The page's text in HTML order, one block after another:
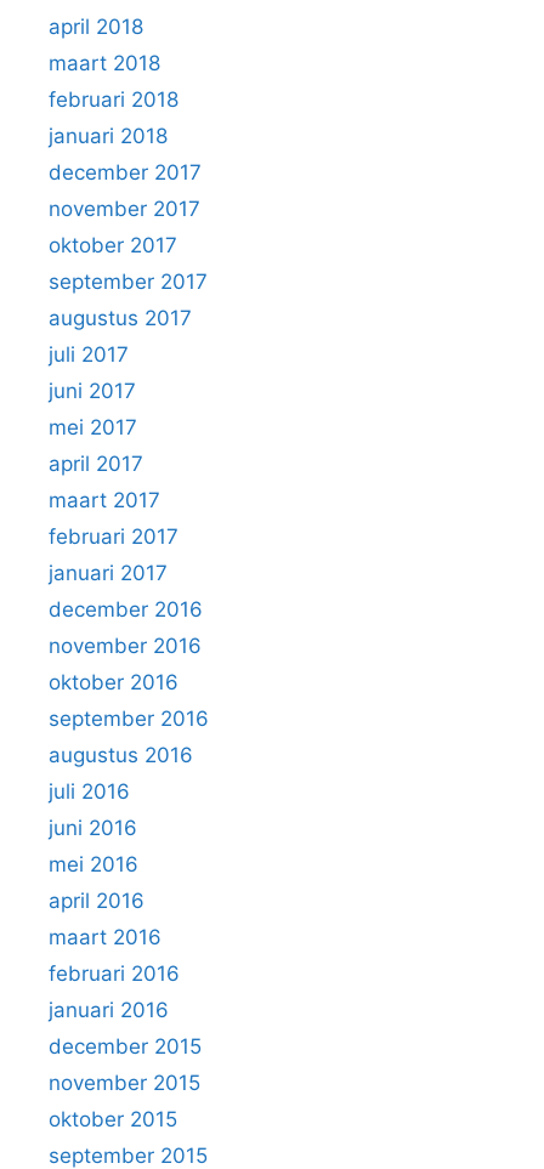
april 2018
maart 2018
februari 2018
januari 2018
december 2017
november 2017
oktober 2017
september 2017
augustus 2017
juli 2017
juni 2017
mei 2017
april 2017
maart 2017
februari 2017
januari 2017
december 2016
november 2016
oktober 2016
september 2016
augustus 2016
juli 2016
juni 2016
mei 2016
april 2016
maart 2016
februari 2016
januari 2016
december 2015
november 2015
oktober 2015
september 2015